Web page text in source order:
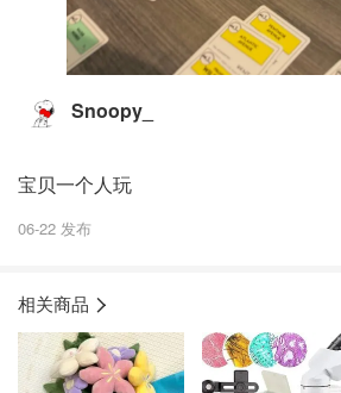
Snoopy_
宝贝一个人玩
06-22 发布
相关商品